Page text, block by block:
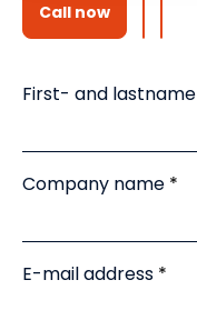
Call now
First- and lastname
Company name
E-mail address